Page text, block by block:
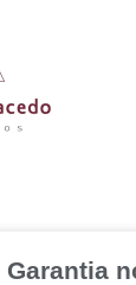
Garantia